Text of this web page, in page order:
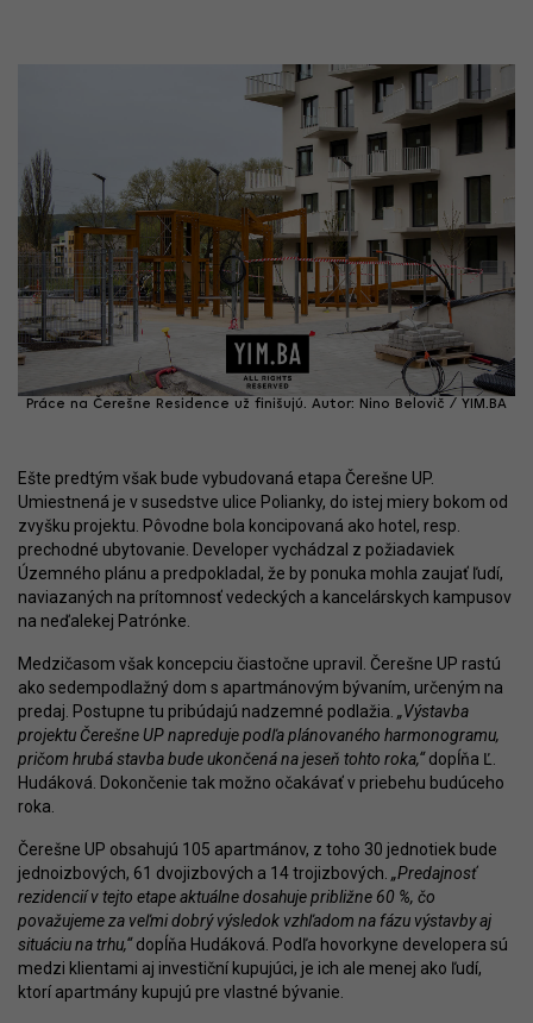
Práce na Čerešne Residence už finišujú. Autor: Nino Belovič / YIM.BA
Ešte predtým však bude vybudovaná etapa Čerešne UP.
Umiestnená je v susedstve ulice Polianky, do istej miery bokom od
zvyšku projektu. Pôvodne bola koncipovaná ako hotel, resp.
prechodné ubytovanie. Developer vychádzal z požiadaviek
Územného plánu a predpokladal, že by ponuka mohla zaujať ľudí,
naviazaných na prítomnosť vedeckých a kancelárskych kampusov
na neďalekej Patrónke.
Medzičasom však koncepciu čiastočne upravil. Čerešne UP rastú
ako sedempodlažný dom s apartmánovým bývaním, určeným na
predaj. Postupne tu pribúdajú nadzemné podlažia. „Výstavba
projektu Čerešne UP napreduje podľa plánovaného harmonogramu,
pričom hrubá stavba bude ukončená na jeseň tohto roka,“dopĺňa Ľ.
Hudáková. Dokončenie tak možno očakávať v priebehu budúceho
roka.
Čerešne UP obsahujú 105 apartmánov, z toho 30 jednotiek bude
jednoizbových, 61 dvojizbových a 14 trojizbových. „Predajnosť
rezidencií v tejto etape aktuálne dosahuje približne 60 %, čo
považujeme za veľmi dobrý výsledok vzhľadom na fázu výstavby aj
situáciu na trhu,“dopĺňa Hudáková. Podľa hovorkyne developera sú
medzi klientami aj investiční kupujúci, je ich ale menej ako ľudí,
ktorí apartmány kupujú pre vlastné bývanie.